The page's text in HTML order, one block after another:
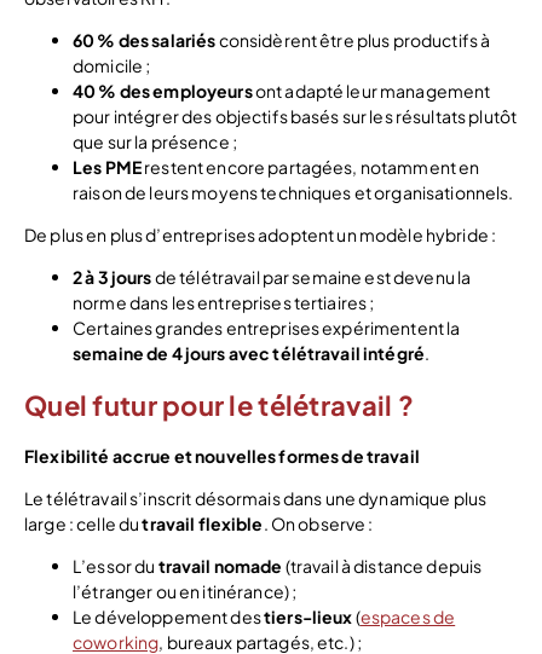
60 % des salariésconsidèrent être plus productifs à
domicile ;
40 % des employeursont adapté leur management
pour intégrer des objectifs basés sur les résultats plutôt
que sur la présence ;
Les PMErestent encore partagées, notamment en
raison de leurs moyens techniques et organisationnels.
De plus en plus d’entreprises adoptent un modèle hybride :
2 à 3 joursde télétravail par semaine est devenu la
norme dans les entreprises tertiaires ;
Certaines grandes entreprises expérimentent la
semaine de 4 jours avec télétravail intégré
Quel futur pour le télétravail ?
Flexibilité accrue et nouvelles formes de travail
Le télétravail s’inscrit désormais dans une dynamique plus
large : celle dutravail flexible. On observe :
L’essor du travail nomade (travail à distance depuis
l’étranger ou en itinérance) ;
Le développement destiers-lieux(espaces de
coworking, bureaux partagés, etc.) ;